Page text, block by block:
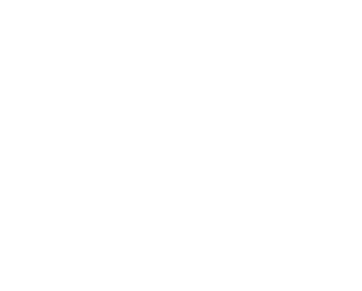
od wnętrza po
baterii
biurach i przemyśle – ich
popytowi, producenci
linie produkcyjne.
obejmuje wiele precyzyjn ...